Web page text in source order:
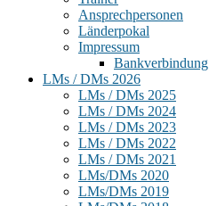
Ansprechpersonen
Länderpokal
Impressum
Bankverbindung
LMs / DMs 2026
LMs / DMs 2025
LMs / DMs 2024
LMs / DMs 2023
LMs / DMs 2022
LMs / DMs 2021
LMs/DMs 2020
LMs/DMs 2019